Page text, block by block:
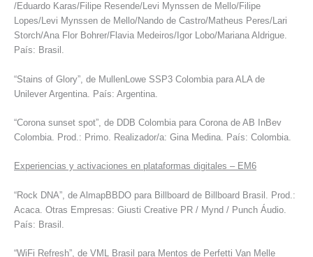
/Eduardo Karas/Filipe Resende/Levi Mynssen de Mello/Filipe
Lopes/Levi Mynssen de Mello/Nando de Castro/Matheus Peres/Lari
Storch/Ana Flor Bohrer/Flavia Medeiros/Igor Lobo/Mariana Aldrigue.
País: Brasil.
“Stains of Glory”, de MullenLowe SSP3 Colombia para ALA de
Unilever Argentina. País: Argentina.
“Corona sunset spot”, de DDB Colombia para Corona de AB InBev
Colombia. Prod.: Primo. Realizador/a: Gina Medina. País: Colombia.
Experiencias y activaciones en plataformas digitales – EM6
“Rock DNA”, de AlmapBBDO para Billboard de Billboard Brasil. Prod.:
Acaca. Otras Empresas: Giusti Creative PR / Mynd / Punch Áudio.
País: Brasil.
“WiFi Refresh”, de VML Brasil para Mentos de Perfetti Van Melle